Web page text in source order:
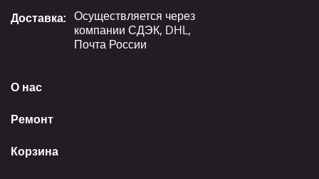
О нас
Ремонт
Корзина
Доставка: Осуществляется через
компании СДЭК, DHL,
Почта России